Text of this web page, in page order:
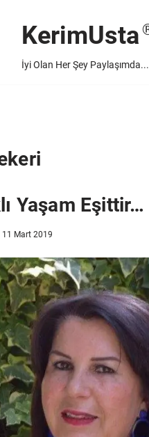
KerimUsta
İyi Olan Her Şey Paylaşımda...
Yaşam Eşittir…
11 Mart 2019